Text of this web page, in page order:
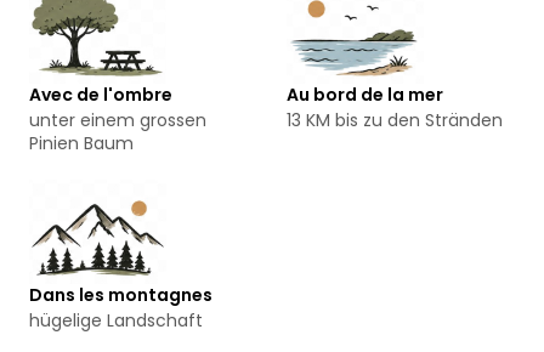
Avec de l'ombre
unter einem grossen
Pinien Baum
Au bord de la mer
13 KM bis zu den Stränden
Dans les montagnes
hügelige Landschaft